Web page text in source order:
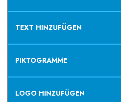
TEXT HINZUFÜGEN
PIKTOGRAMME
LOGO HINZUFÜGEN